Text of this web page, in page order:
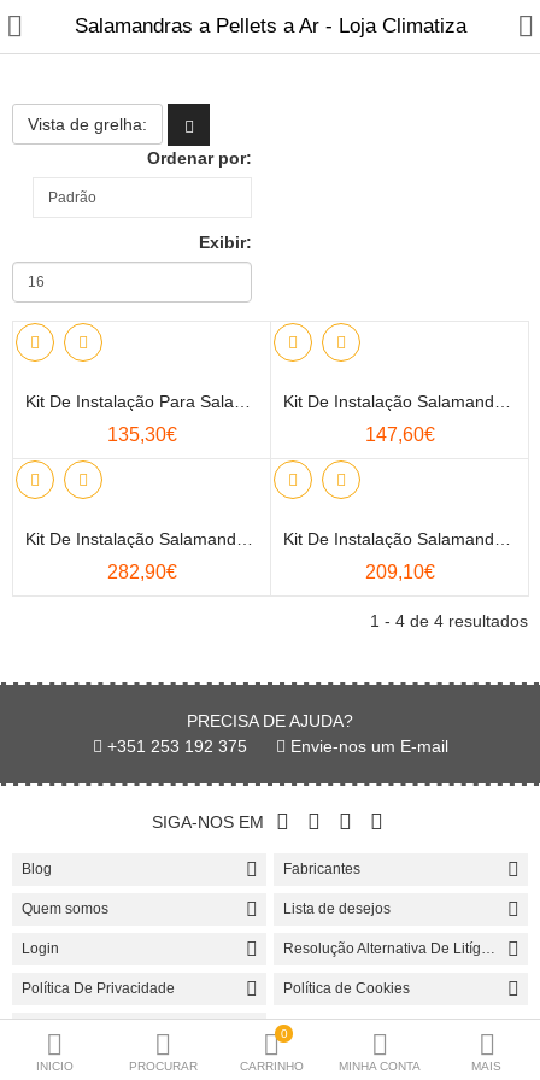
Blog
Contactos
Recuperadores de calor
Salamandras
Termoacumuladores
Esquentadores
Radiadores / Toalheiros
Produtos para Manutenção
INICIO PROCURAR
0
CARRINHO MINHA CONTA MAIS
Salamandras a Pellets a Ar - Loja Climatiza
Vista de grelha:
Ordenar por:
Exibir:
135,30€ 147,60€
282,90€ 209,10€
1 - 4 de 4 resultados
PRECISA DE AJUDA?
+351 253 192 375
Envie-nos um E-mail
SIGA-NOS EM
Blog Fabricantes
Quem somos Lista de desejos
Login Resolução Alternativa De Litígios
Política De Privacidade Política de Cookies